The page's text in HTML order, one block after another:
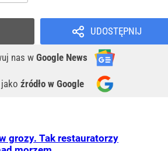
UDOSTĘPNIJ
nas w Google News
źródło w Google
grozy. Tak restauratorzy